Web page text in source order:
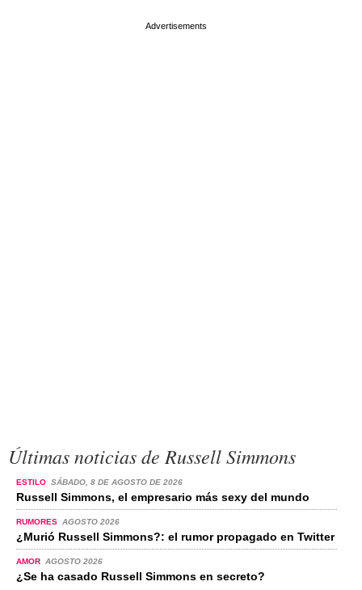
Últimas noticias de Russell Simmons
ESTILO SÁBADO, 8 DE AGOSTO DE 2026
Russell Simmons, el empresario más sexy del mundo
RUMORES AGOSTO 2026
¿Murió Russell Simmons?: el rumor propagado en Twitter
AMOR AGOSTO 2026
¿Se ha casado Russell Simmons en secreto?